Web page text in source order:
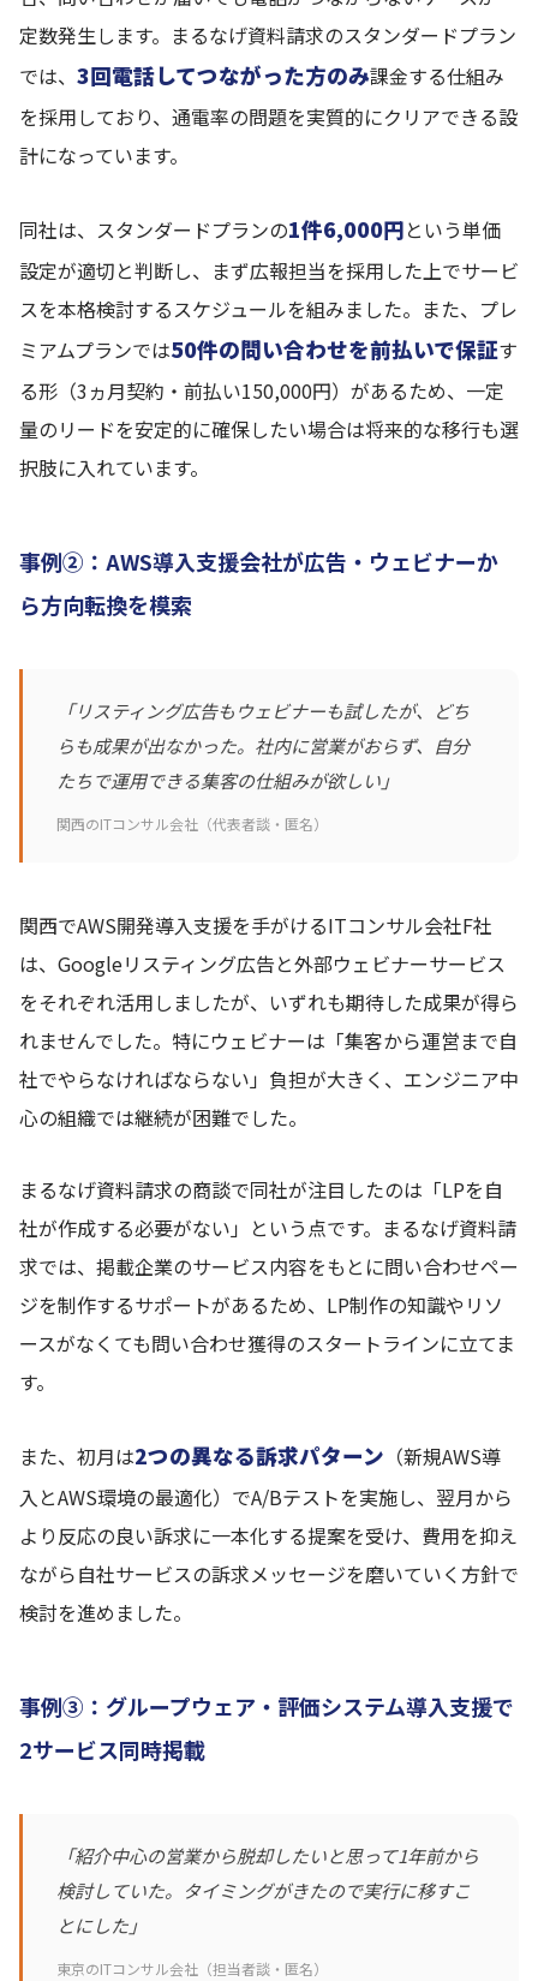
定数発生します。まるなげ資料請求のスタンダードプラン
では、 3回電話してつながった方のみ課金する仕組み
を採用しており、通電率の問題を実質的にクリアできる設
計になっています。
同社は、スタンダードプランの1件6,000円という単価
設定が適切と判断し、まず広報担当を採用した上でサービ
スを本格検討するスケジュールを組みました。また、プレ
ミアムプランでは50件の問い合わせを前払いで保証す
る形（3ヵ月契約・前払い150,000円）があるため、一定
量のリードを安定的に確保したい場合は将来的な移行も選
択肢に入れています。
事例②：AWS導入支援会社が広告・ウェビナーか
ら方向転換を模索
「リスティング広告もウェビナーも試したが、どち
らも成果が出なかった。社内に営業がおらず、自分
たちで運用できる集客の仕組みが欲しい」
関西のITコンサル会社（代表者談・匿名）
関西でAWS開発導入支援を手がけるITコンサル会社F社
は、Googleリスティング広告と外部ウェビナーサービス
をそれぞれ活用しましたが、いずれも期待した成果が得ら
れませんでした。特にウェビナーは「集客から運営まで自
社でやらなければならない」負担が大きく、エンジニア中
心の組織では継続が困難でした。
まるなげ資料請求の商談で同社が注目したのは「LPを自
社が作成する必要がない」という点です。まるなげ資料請
求では、掲載企業のサービス内容をもとに問い合わせペー
ジを制作するサポートがあるため、LP制作の知識やリソ
ースがなくても問い合わせ獲得のスタートラインに立てま
す。
また、初月は2つの異なる訴求パターン （新規AWS導
入とAWS環境の最適化）でA/Bテストを実施し、翌月から
より反応の良い訴求に一本化する提案を受け、費用を抑え
ながら自社サービスの訴求メッセージを磨いていく方針で
検討を進めました。
事例③：グループウェア・評価システム導入支援で
2サービス同時掲載
「紹介中心の営業から脱却したいと思って1年前から
検討していた。タイミングがきたので実行に移すこ
とにした」
東京のITコンサル会社（担当者談・匿名）